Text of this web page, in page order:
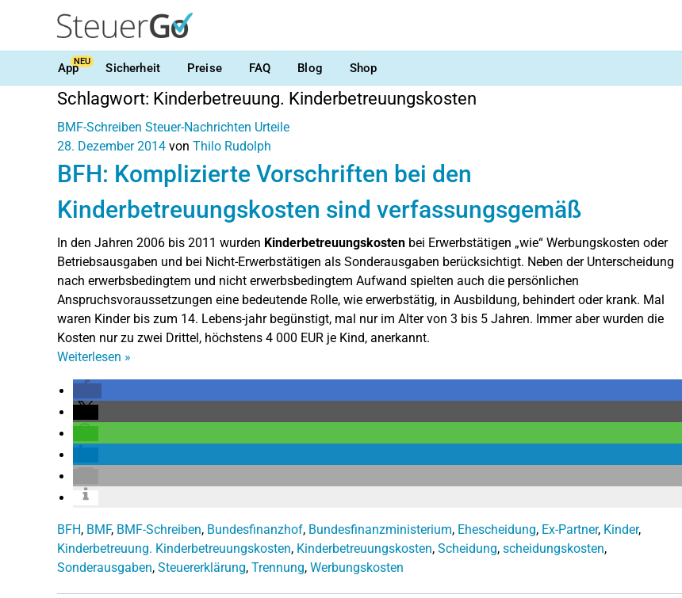
AppNEU Sicherheit Preise FAQ Blog Shop
Schlagwort: Kinderbetreuung. Kinderbetreuungskosten
BMF-Schreiben Steuer-Nachrichten Urteile
28. Dezember 2014 von Thilo Rudolph
BFH: Komplizierte Vorschriften bei den
Kinderbetreuungskosten sind verfassungsgemäß
In den Jahren 2006 bis 2011 wurden Kinderbetreuungskosten bei Erwerbstätigen „wie“ Werbungskosten oder
Betriebsausgaben und bei Nicht-Erwerbstätigen als Sonderausgaben berücksichtigt. Neben der Unterscheidung
nach erwerbsbedingtem und nicht erwerbsbedingtem Aufwand spielten auch die persönlichen
Anspruchsvoraussetzungen eine bedeutende Rolle, wie erwerbstätig, in Ausbildung, behindert oder krank. Mal
waren Kinder bis zum 14. Lebens-jahr begünstigt, mal nur im Alter von 3 bis 5 Jahren. Immer aber wurden die
Kosten nur zu zwei Drittel, höchstens 4 000 EUR je Kind, anerkannt.
Weiterlesen »
BFH, BMF, BMF-Schreiben, Bundesfinanzhof, Bundesfinanzministerium, Ehescheidung, Ex-Partner, Kinder,
Kinderbetreuung. Kinderbetreuungskosten, Kinderbetreuungskosten, Scheidung, scheidungskosten,
Sonderausgaben, Steuererklärung, Trennung, Werbungskosten